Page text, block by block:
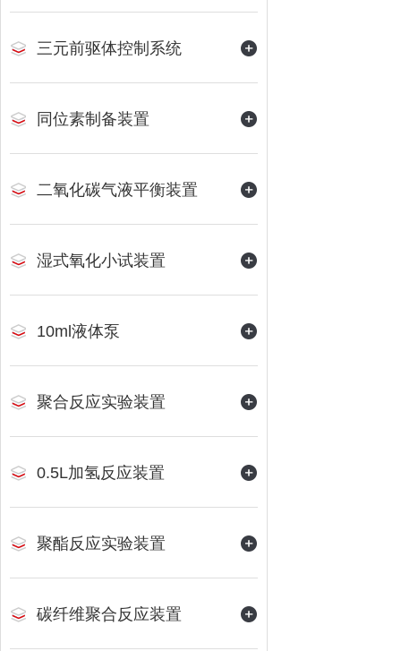
三元前驱体控制系统
同位素制备装置
二氧化碳气液平衡装置
湿式氧化小试装置
10ml液体泵
聚合反应实验装置
0.5L加氢反应装置
聚酯反应实验装置
碳纤维聚合反应装置